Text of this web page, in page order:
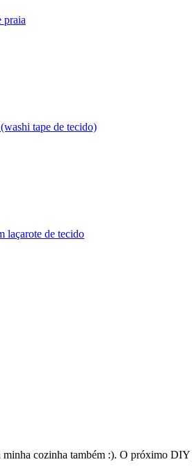
praia
tape de tecido)
laçarote de tecido
cozinha também :). O próximo